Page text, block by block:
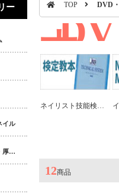
ー
イル
長さ出し・エクステンション・厚み出しアイテム
TOP DVD
本
ネイリスト技能検定・ジェルネイル検定の参考書・書籍各種 イン
12商品